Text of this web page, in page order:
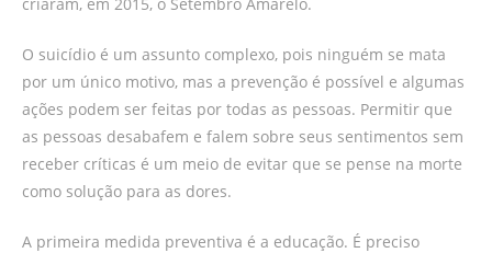
O suicídio é um assunto complexo, pois ninguém se mata
por um único motivo, mas a prevenção é possível e algumas
ações podem ser feitas por todas as pessoas. Permitir que
as pessoas desabafem e falem sobre seus sentimentos sem
receber críticas é um meio de evitar que se pense na morte
como solução para as dores.
A primeira medida preventiva é a educação. É preciso